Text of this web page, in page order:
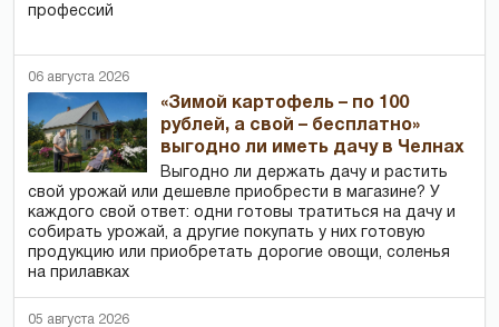
профессий
06 августа 2026
«Зимой картофель – по 100
рублей, а свой – бесплатно»
выгодно ли иметь дачу в Челнах
Выгодно ли держать дачу и растить
свой урожай или дешевле приобрести в магазине? У
каждого свой ответ: одни готовы тратиться на дачу и
собирать урожай, а другие покупать у них готовую
продукцию или приобретать дорогие овощи, соленья
на прилавках
05 августа 2026